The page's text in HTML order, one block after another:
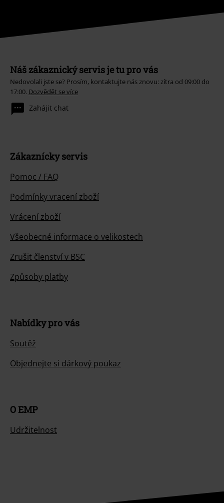
Náš zákaznický servis je tu pro vás
Nedovolali jste se? Prosím, kontaktujte nás znovu: zítra od 09:00 do
17:00. Dozvědět se více
Zahájit chat
Zákaznícky servis
Pomoc / FAQ
Podmínky vracení zboží
Vrácení zboží
Všeobecné informace o velikostech
Zrušit členství v BSC
Způsoby platby
Nabídky pro vás
Soutěž
Objednejte si dárkový poukaz
O EMP
Udržitelnost